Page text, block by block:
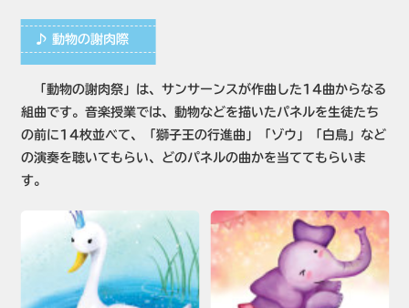
♪ 動物の謝肉際
「動物の謝肉祭」は、サンサーンスが作曲した14曲からなる
組曲です。音楽授業では、動物などを描いたパネルを生徒たち
の前に14枚並べて、「獅子王の行進曲」「ゾウ」「白鳥」など
の演奏を聴いてもらい、どのパネルの曲かを当ててもらいま
す。